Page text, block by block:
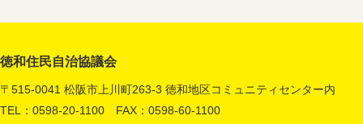
徳和住民自治協議会
〒515-0041 松阪市上川町263-3 徳和地区コミュニティセンター内
TEL：0598-20-1100 FAX：0598-60-1100